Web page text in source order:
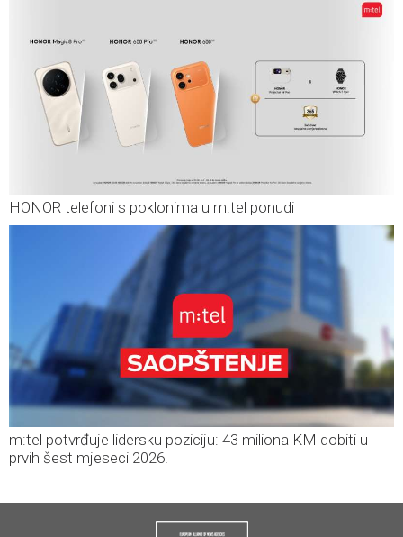
HONOR telefoni s poklonima u m:tel ponudi
m:tel potvrđuje lidersku poziciju: 43 miliona KM dobiti u
prvih šest mjeseci 2026.